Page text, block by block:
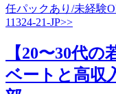
【20〜30代
ベートと高収